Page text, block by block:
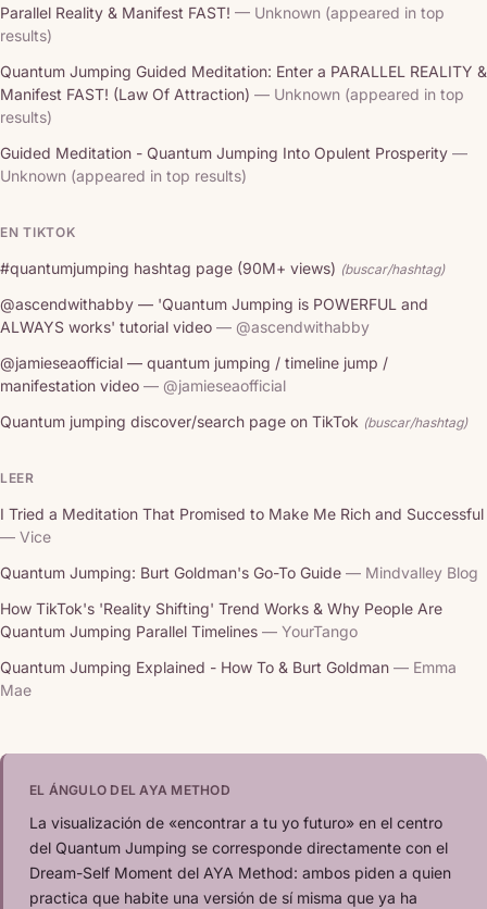
Parallel Reality & Manifest FAST! — Unknown (appeared in top
results)
Quantum Jumping Guided Meditation: Enter a PARALLEL REALITY &
Manifest FAST! (Law Of Attraction) — Unknown (appeared in top
results)
Guided Meditation - Quantum Jumping Into Opulent Prosperity —
Unknown (appeared in top results)
EN TIKTOK
#quantumjumping hashtag page (90M+ views) (buscar/hashtag)
@ascendwithabby — 'Quantum Jumping is POWERFUL and
ALWAYS works' tutorial video — @ascendwithabby
@jamieseaofficial — quantum jumping / timeline jump /
manifestation video — @jamieseaofficial
Quantum jumping discover/search page on TikTok (buscar/hashtag)
LEER
I Tried a Meditation That Promised to Make Me Rich and Successful
— Vice
Quantum Jumping: Burt Goldman's Go-To Guide — Mindvalley Blog
How TikTok's 'Reality Shifting' Trend Works & Why People Are
Quantum Jumping Parallel Timelines — YourTango
Quantum Jumping Explained - How To & Burt Goldman — Emma
Mae
EL ÁNGULO DEL AYA METHOD
La visualización de «encontrar a tu yo futuro» en el centro
del Quantum Jumping se corresponde directamente con el
Dream-Self Moment del AYA Method: ambos piden a quien
practica que habite una versión de sí misma que ya ha